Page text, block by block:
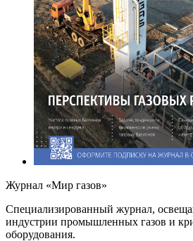
Журнал «Мир газов»
Cпециализированный журнал,
индустрии промышленных газов и
оборудования.